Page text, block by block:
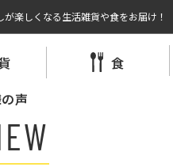
楽しくなる生活雑貨や食をお届け！
食
声